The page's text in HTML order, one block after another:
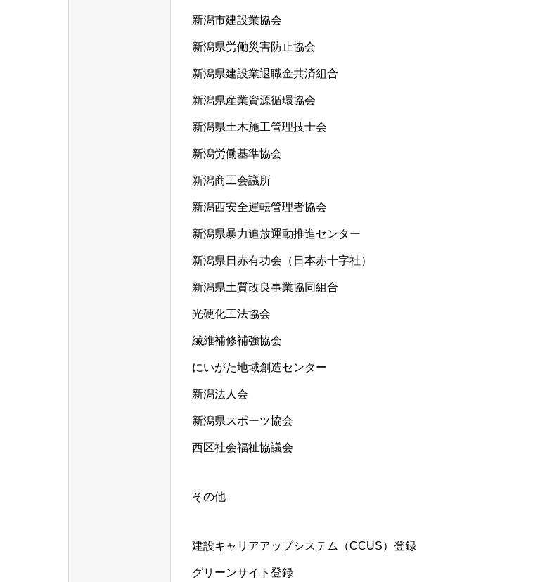
新潟市建設業協会
新潟県労働災害防止協会
新潟県建設業退職金共済組合
新潟県産業資源循環協会
新潟県土木施工管理技士会
新潟労働基準協会
新潟商工会議所
新潟西安全運転管理者協会
新潟県暴力追放運動推進センター
新潟県日赤有功会（日本赤十字社）
新潟県土質改良事業協同組合
光硬化工法協会
繊維補修補強協会
にいがた地域創造センター
新潟法人会
新潟県スポーツ協会
西区社会福祉協議会
その他
建設キャリアアップシステム（CCUS）登録
グリーンサイト登録